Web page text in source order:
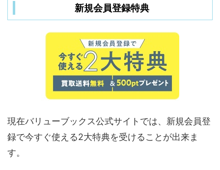
新規会員登録特典
現在バリューブックス公式サイトでは、新規会員登
録で今すぐ使える2大特典を受けることが出来ま
す。